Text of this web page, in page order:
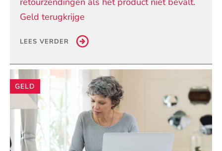
Geld terugkrijge
LEES VERDER
GELD